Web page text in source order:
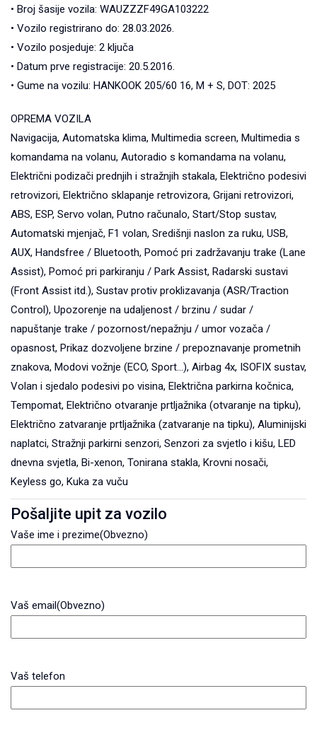
• Broj šasije vozila: WAUZZZF49GA103222
• Vozilo registrirano do: 28.03.2026.
• Vozilo posjeduje: 2 ključa
• Datum prve registracije: 20.5.2016.
• Gume na vozilu: HANKOOK 205/60 16, M + S, DOT: 2025
OPREMA VOZILA
Navigacija, Automatska klima, Multimedia screen, Multimedia s
komandama na volanu, Autoradio s komandama na volanu,
Električni podizači prednjih i stražnjih stakala, Električno podesivi
retrovizori, Električno sklapanje retrovizora, Grijani retrovizori,
ABS, ESP, Servo volan, Putno računalo, Start/Stop sustav,
Automatski mjenjač, F1 volan, Središnji naslon za ruku, USB,
AUX, Handsfree / Bluetooth, Pomoć pri zadržavanju trake (Lane
Assist), Pomoć pri parkiranju / Park Assist, Radarski sustavi
(Front Assist itd.), Sustav protiv proklizavanja (ASR/Traction
Control), Upozorenje na udaljenost / brzinu / sudar /
napuštanje trake / pozornost/nepažnju / umor vozača /
opasnost, Prikaz dozvoljene brzine / prepoznavanje prometnih
znakova, Modovi vožnje (ECO, Sport...), Airbag 4x, ISOFIX sustav,
Volan i sjedalo podesivi po visina, Električna parkirna kočnica,
Tempomat, Električno otvaranje prtljažnika (otvaranje na tipku),
Električno zatvaranje prtljažnika (zatvaranje na tipku), Aluminijski
naplatci, Stražnji parkirni senzori, Senzori za svjetlo i kišu, LED
dnevna svjetla, Bi-xenon, Tonirana stakla, Krovni nosači,
Keyless go, Kuka za vuču
Pošaljite upit za vozilo
Vaše ime i prezime(Obvezno)
Vaš email(Obvezno)
Vaš telefon